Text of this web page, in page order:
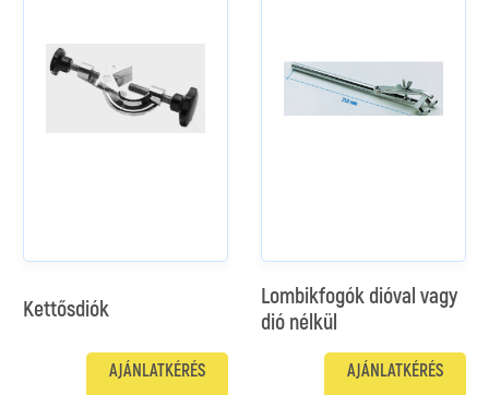
Kettősdiók
AJÁNLATKÉRÉS
Lombikfogók dióval vagy
dió nélkül
AJÁNLATKÉRÉS